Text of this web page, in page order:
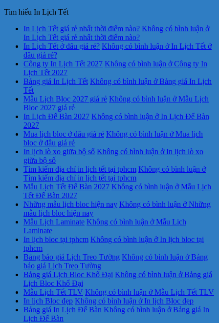
Tìm hiểu In Lịch Tết
In Lịch Tết giá rẻ nhất thời điểm nào? Không có bình luận ở
In Lịch Tết giá rẻ nhất thời điểm nào?
In Lịch Tết ở đâu giá rẻ? Không có bình luận ở In Lịch Tết ở
đâu giá rẻ?
Công ty In Lịch Tết 2027 Không có bình luận ở Công ty In
Lịch Tết 2027
Bảng giá In Lịch Tết Không có bình luận ở Bảng giá In Lịch
Tết
Mẫu Lịch Bloc 2027 giá rẻ Không có bình luận ở Mẫu Lịch
Bloc 2027 giá rẻ
In Lịch Để Bàn 2027 Không có bình luận ở In Lịch Để Bàn
2027
Mua lịch bloc ở đâu giá rẻ Không có bình luận ở Mua lịch
bloc ở đâu giá rẻ
In lịch lò xo giữa bộ số Không có bình luận ở In lịch lò xo
giữa bộ số
Tìm kiếm địa chỉ in lịch tết tại tphcm Không có bình luận ở
Tìm kiếm địa chỉ in lịch tết tại tphcm
Mẫu Lịch Tết Để Bàn 2027 Không có bình luận ở Mẫu Lịch
Tết Để Bàn 2027
Những mẫu lịch bloc hiện nay Không có bình luận ở Những
mẫu lịch bloc hiện nay
Mẫu Lịch Laminate Không có bình luận ở Mẫu Lịch
Laminate
In lịch bloc tại tphcm Không có bình luận ở In lịch bloc tại
tphcm
Bảng báo giá Lịch Treo Tường Không có bình luận ở Bảng
báo giá Lịch Treo Tường
Bảng giá Lịch Bloc Khổ Đại Không có bình luận ở Bảng giá
Lịch Bloc Khổ Đại
Mẫu Lịch Tết TLV Không có bình luận ở Mẫu Lịch Tết TLV
In lịch Bloc đẹp Không có bình luận ở In lịch Bloc đẹp
Bảng giá In Lịch Để Bàn Không có bình luận ở Bảng giá In
Lịch Để Bàn